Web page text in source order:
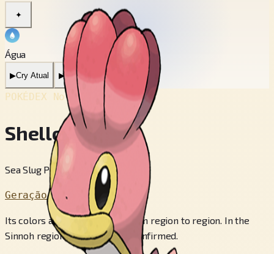
✦
Água
▶Cry Atual ▶Cry Antigo
POKÉDEX No. #422
Shellos
Sea Slug Pokémon
Geração 4
Its colors and shapes differ from region to region. In the
Sinnoh region, two types are confirmed.